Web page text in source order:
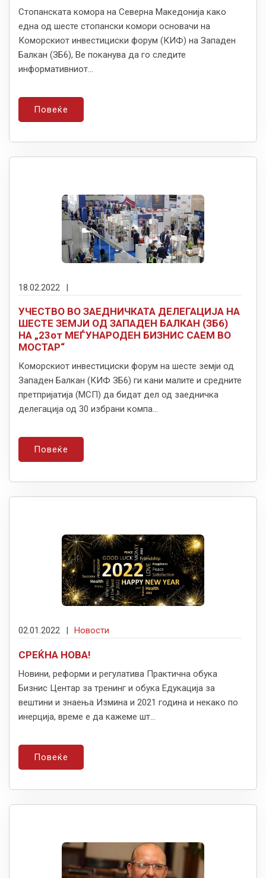
Стопанската комора на Северна Македонија како
една од шесте стопански комори основачи на
Коморскиот инвестициски форум (КИФ) на Западен
Балкан (ЗБ6), Ве поканува да го следите
информативниот...
Повеќе
18.02.2022 |
УЧЕСТВО ВО ЗАЕДНИЧКАТА ДЕЛЕГАЦИЈА НА
ШЕСТЕ ЗЕМЈИ ОД ЗАПАДЕН БАЛКАН (ЗБ6)
НА „23от МЕЃУНАРОДЕН БИЗНИС САЕМ ВО
МОСТАР“
Коморскиот инвестициски форум на шесте земји од
Западен Балкан (КИФ ЗБ6) ги кани малите и средните
претпријатија (МСП) да бидат дел од заедничка
делегација од 30 избрани компа...
Повеќе
02.01.2022 | Новости
СРЕЌНА НОВА!
Новини, реформи и регулатива Практична обука
Бизнис Центар за тренинг и обука Едукација за
вештини и знаења Измина и 2021 година и некако по
инерција, време е да кажеме шт...
Повеќе